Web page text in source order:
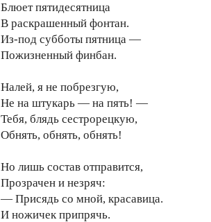
Блюет пятидесятница
В раскрашенный фонтан.
Из-под субботы пятница —
Пожизненный финбан.
Налей, я не побрезгую,
Не на штукарь — на пять! —
Тебя, блядь сестрорецкую,
Обнять, обнять, обнять!
Но лишь состав отправится,
Прозрачен и незряч:
— Присядь со мной, красавица.
И ножичек припрячь.